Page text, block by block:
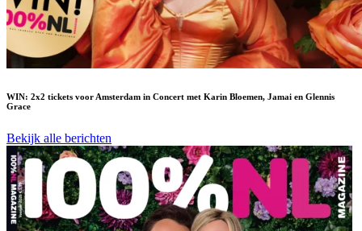
WIN: 2x2 tickets voor Amsterdam in Concert met Karin Bloemen, Jamai en Glennis
Grace
Bekijk alle berichten